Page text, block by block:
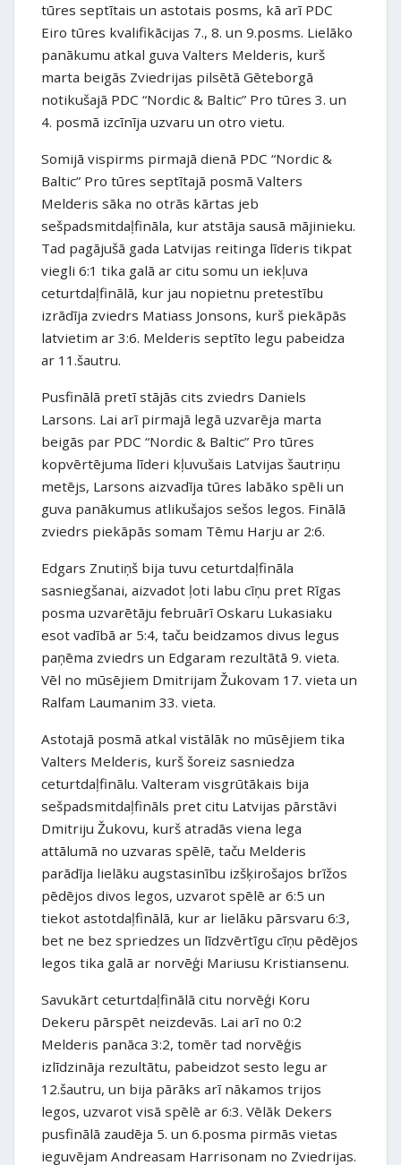
tūres septītais un astotais posms, kā arī PDC
Eiro tūres kvalifikācijas 7., 8. un 9.posms. Lielāko
panākumu atkal guva Valters Melderis, kurš
marta beigās Zviedrijas pilsētā Gēteborgā
notikušajā PDC “Nordic & Baltic” Pro tūres 3. un
4. posmā izcīnīja uzvaru un otro vietu.
Somijā vispirms pirmajā dienā PDC “Nordic &
Baltic” Pro tūres septītajā posmā Valters
Melderis sāka no otrās kārtas jeb
sešpadsmitdaļfināla, kur atstāja sausā mājinieku.
Tad pagājušā gada Latvijas reitinga līderis tikpat
viegli 6:1 tika galā ar citu somu un iekļuva
ceturtdaļfinālā, kur jau nopietnu pretestību
izrādīja zviedrs Matiass Jonsons, kurš piekāpās
latvietim ar 3:6. Melderis septīto legu pabeidza
ar 11.šautru.
Pusfinālā pretī stājās cits zviedrs Daniels
Larsons. Lai arī pirmajā legā uzvarēja marta
beigās par PDC “Nordic & Baltic” Pro tūres
kopvērtējuma līderi kļuvušais Latvijas šautriņu
metējs, Larsons aizvadīja tūres labāko spēli un
guva panākumus atlikušajos sešos legos. Finālā
zviedrs piekāpās somam Tēmu Harju ar 2:6.
Edgars Znutiņš bija tuvu ceturtdaļfināla
sasniegšanai, aizvadot ļoti labu cīņu pret Rīgas
posma uzvarētāju februārī Oskaru Lukasiaku
esot vadībā ar 5:4, taču beidzamos divus legus
paņēma zviedrs un Edgaram rezultātā 9. vieta.
Vēl no mūsējiem Dmitrijam Žukovam 17. vieta un
Ralfam Laumanim 33. vieta.
Astotajā posmā atkal vistālāk no mūsējiem tika
Valters Melderis, kurš šoreiz sasniedza
ceturtdaļfinālu. Valteram visgrūtākais bija
sešpadsmitdaļfināls pret citu Latvijas pārstāvi
Dmitriju Žukovu, kurš atradās viena lega
attālumā no uzvaras spēlē, taču Melderis
parādīja lielāku augstasinību izšķirošajos brīžos
pēdējos divos legos, uzvarot spēlē ar 6:5 un
tiekot astotdaļfinālā, kur ar lielāku pārsvaru 6:3,
bet ne bez spriedzes un līdzvērtīgu cīņu pēdējos
legos tika galā ar norvēģi Mariusu Kristiansenu.
Savukārt ceturtdaļfinālā citu norvēģi Koru
Dekeru pārspēt neizdevās. Lai arī no 0:2
Melderis panāca 3:2, tomēr tad norvēģis
izlīdzināja rezultātu, pabeidzot sesto legu ar
12.šautru, un bija pārāks arī nākamos trijos
legos, uzvarot visā spēlē ar 6:3. Vēlāk Dekers
pusfinālā zaudēja 5. un 6.posma pirmās vietas
ieguvējam Andreasam Harrisonam no Zviedrijas.